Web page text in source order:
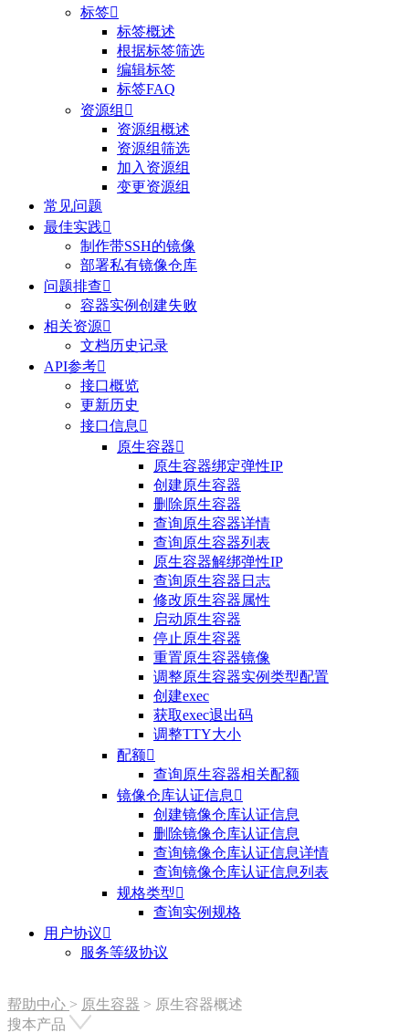
标签
标签概述
根据标签筛选
编辑标签
标签FAQ
资源组 
资源组概述
资源组筛选
加入资源组
变更资源组
常见问题
最佳实践
制作带SSH的镜像
部署私有镜像仓库
问题排查
容器实例创建失败
相关资源
文档历史记录
API参考
接口概览
更新历史
接口信息 
原生容器
原生容器绑定弹性IP
创建原生容器
删除原生容器
查询原生容器详情
查询原生容器列表
原生容器解绑弹性IP
查询原生容器日志
修改原生容器属性
启动原生容器
停止原生容器
重置原生容器镜像
调整原生容器实例类型配置
创建exec
获取exec退出码
调整TTY大小
配额
查询原生容器相关配额
镜像仓库认证信息 
创建镜像仓库认证信息
删除镜像仓库认证信息
查询镜像仓库认证信息详情
查询镜像仓库认证信息列表
规格类型
查询实例规格
用户协议
服务等级协议
帮助中心 > 原生容器 > 原生容器概述
搜本产品